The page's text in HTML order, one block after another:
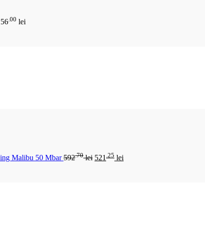
.00 lei
Malibu 50 Mbar592.70 lei 521 .25 lei